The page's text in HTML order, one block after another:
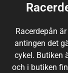
Racerdepån
antingen det
cykel. Butiken
och i butiken